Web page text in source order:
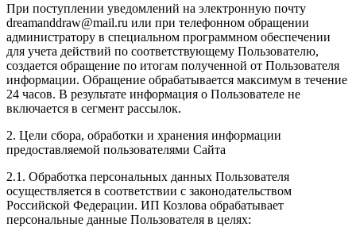
При поступлении уведомлений на электронную почту
dreamanddraw@mail.ru или при телефонном обращении
администратору в специальном программном обеспечении
для учета действий по соответствующему Пользователю,
создается обращение по итогам полученной от Пользователя
информации. Обращение обрабатывается максимум в течение
24 часов. В результате информация о Пользователе не
включается в сегмент рассылок.
2. Цели сбора, обработки и хранения информации
предоставляемой пользователями Сайта
2.1. Обработка персональных данных Пользователя
осуществляется в соответствии с законодательством
Российской Федерации. ИП Козловa обрабатывает
персональные данные Пользователя в целях: